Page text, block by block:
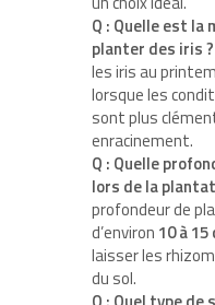
Q : Quelle est la
planter des iris ?
les iris au
lorsque les
sont plus
enracinement.
Q : Quelle
lors de la
profondeur de
d’environ 10 à 15
laisser les
du sol.